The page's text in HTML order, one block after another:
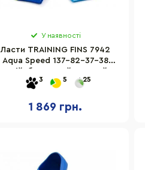
У наявності
Ласти TRAINING FINS 7942
Aqua Speed 137-82-37-38
розмір 37-38
3 5 25
1 869 грн.